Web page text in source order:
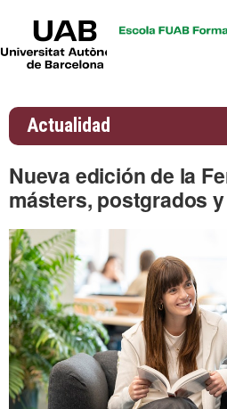
Actualidad
Nueva edición de la
másters, postgrados